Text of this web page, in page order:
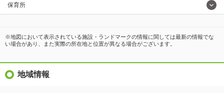
保育所
※地図において表示されている施設・ランドマークの情報に関しては最新の情報でな
い場合があり、また実際の所在地と位置が異なる場合がございます。
地域情報